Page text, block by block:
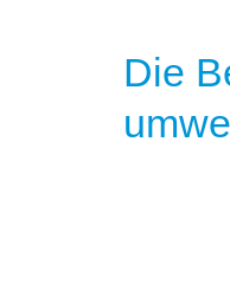
Die